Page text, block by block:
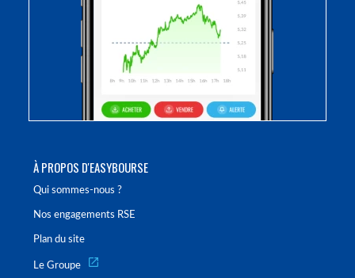
À PROPOS D'EASYBOURSE
Qui sommes-nous ?
Nos engagements RSE
Plan du site
Le Groupe